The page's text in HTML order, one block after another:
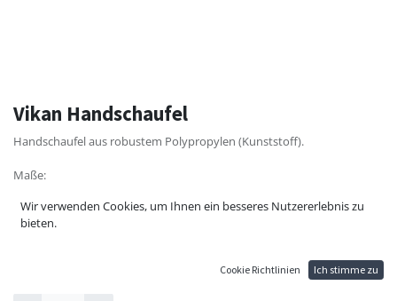
Vikan Handschaufel
Handschaufel aus robustem Polypropylen (Kunststoff).
Maße:
550 mm
Wir verwenden Cookies, um Ihnen ein besseres Nutzererlebnis zu
bieten.
Cookie Richtlinien Ich stimme zu